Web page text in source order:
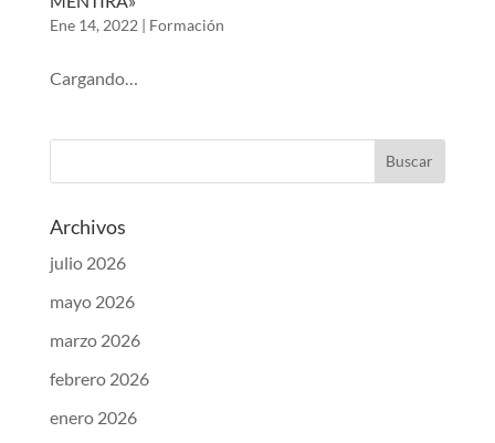
Ene 14, 2022 | Formación
Cargando…
Archivos
julio 2026
mayo 2026
marzo 2026
febrero 2026
enero 2026